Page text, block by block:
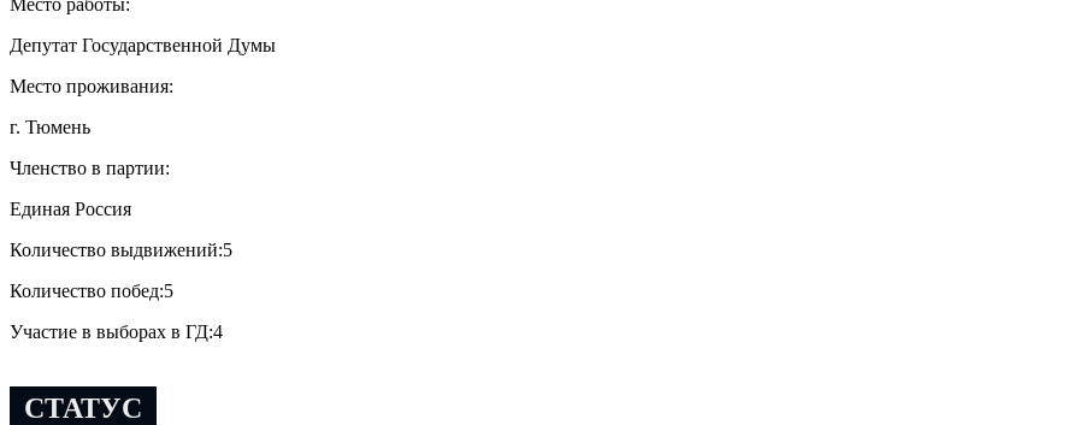
Депутат Государственной Думы
Место проживания:
г. Тюмень
Членство в партии:
Единая Россия
Количество выдвижений:5
Количество побед:5
Участие в выборах в ГД:4
СТАТУС